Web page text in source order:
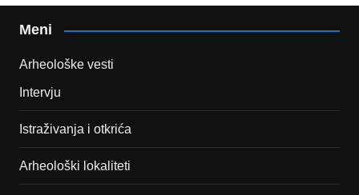
Meni
Arheološke vesti
Intervju
Istraživanja i otkrića
Arheološki lokaliteti